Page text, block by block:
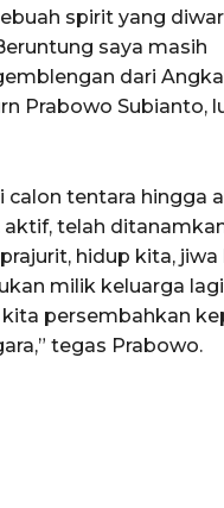
spirit yang
saya masih
dari
Prabowo Subianto,
calon tentara hingga
telah
hidup kita, jiwa
milik keluarga
persembahkan
tegas Prabowo.